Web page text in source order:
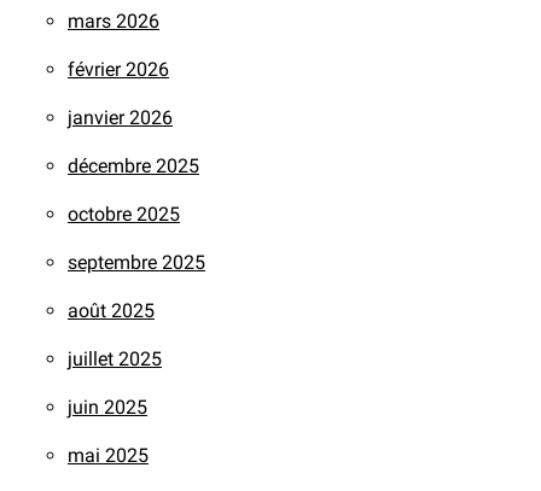
mars 2026
février 2026
janvier 2026
décembre 2025
octobre 2025
septembre 2025
août 2025
juillet 2025
juin 2025
mai 2025